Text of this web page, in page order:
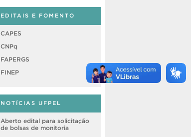
EDITAIS E FOMENTO
CAPES
CNPq
FAPERGS
FINEP
NOTÍCIAS UFPEL
Aberto edital para solicitação
de bolsas de monitoria